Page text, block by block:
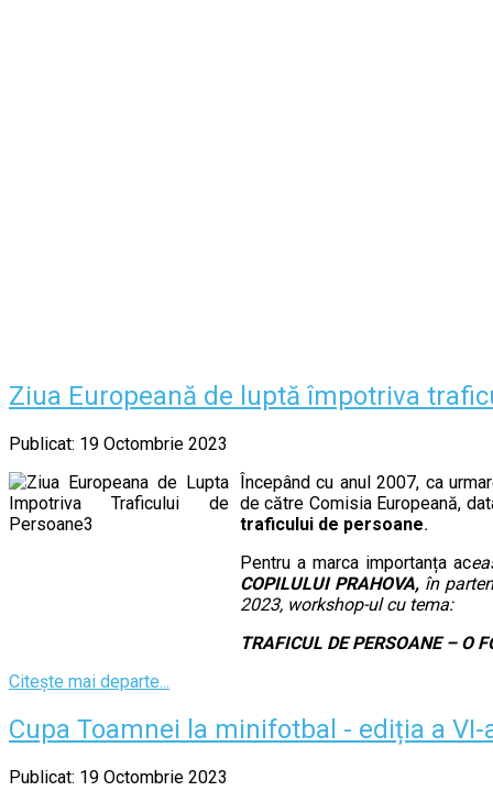
Ziua Europeană de luptă împotriva
Publicat: 19 Octombrie 2023
Începând cu anul 2007, ca
de către Comisia Europeană,
traficului de persoane.
Pentru a marca importanța ac
COPILULUI PRAHOVA, în
2023, workshop-ul cu tema:
TRAFICUL DE PERSOANE – O
Citește mai departe...
Cupa Toamnei la minifotbal - ediția a VI-
Publicat: 19 Octombrie 2023